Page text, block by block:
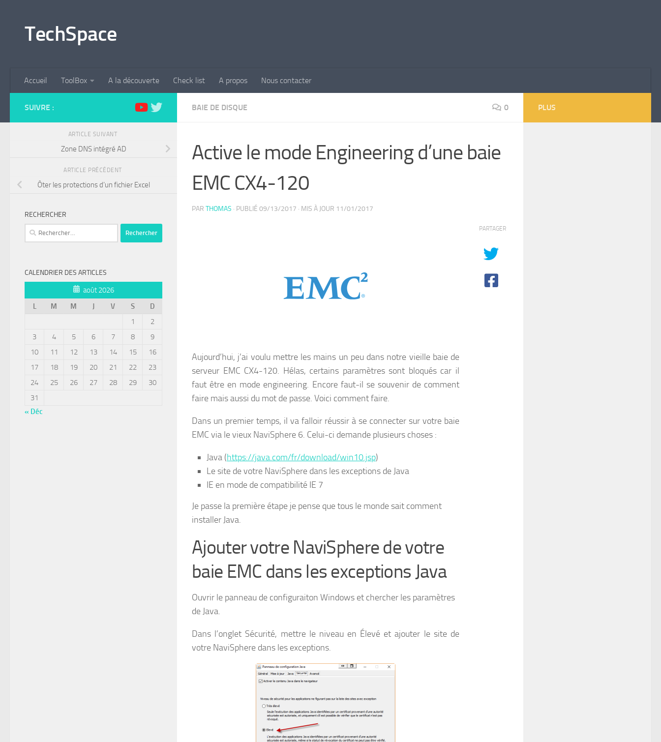
TechSpace
Accueil ToolBox A la découverte Check list A propos Nous contacter
BAIE DE DISQUE 0
Active le mode Engineering d’une baie
EMC CX4-120
PAR THOMAS · PUBLIÉ 09/13/2017 · MIS À JOUR 11/01/2017
Aujourd’hui, j’ai voulu mettre les mains un peu dans notre vieille baie de
serveur EMC CX4-120. Hélas, certains paramètres sont bloqués car il
faut être en mode engineering. Encore faut-il se souvenir de comment
faire mais aussi du mot de passe. Voici comment faire.
Dans un premier temps, il va falloir réussir à se connecter sur votre baie
EMC via le vieux NaviSphere 6. Celui-ci demande plusieurs choses :
Java (https://java.com/fr/download/win10.jsp)
Le site de votre NaviSphere dans les exceptions de Java
IE en mode de compatibilité IE 7
Je passe la première étape je pense que tous le monde sait comment
installer Java.
Ajouter votre NaviSphere de votre
baie EMC dans les exceptions Java
Ouvrir le panneau de configuraiton Windows et chercher les paramètres
de Java.
Dans l’onglet Sécurité, mettre le niveau en Élevé et ajouter le site de
votre NaviSphere dans les exceptions.
PARTAGER
SUIVRE :
ARTICLE SUIVANT
Zone DNS intégré AD
ARTICLE PRÉCÉDENT
Ôter les protections d’un fichier Excel
RECHERCHER
Rechercher :
CALENDRIER DES ARTICLES
août 2026
L
M M J V S
D
1
2
3
4 5 6 7 8
9
10
11 12 13 14 15
16
17
18 19 20 21 22
23
24
25 26 27 28 29
30
31
« Déc
PLUS